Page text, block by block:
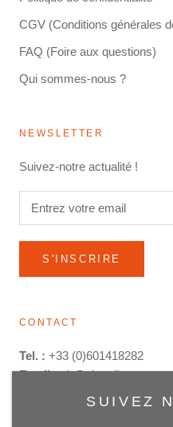
SUIVEZ
CGV (Conditions générales
FAQ (Foire aux questions)
Qui sommes-nous ?
NEWSLETTER
Suivez-notre actualité !
S'INSCRIRE
CONTACT
Tel. : +33 (0)601418282
Email :ek@ekstyling.com